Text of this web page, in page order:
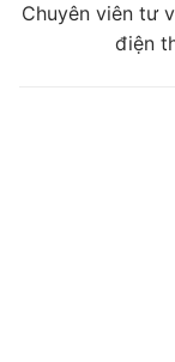
Chuyên viên tư
điện